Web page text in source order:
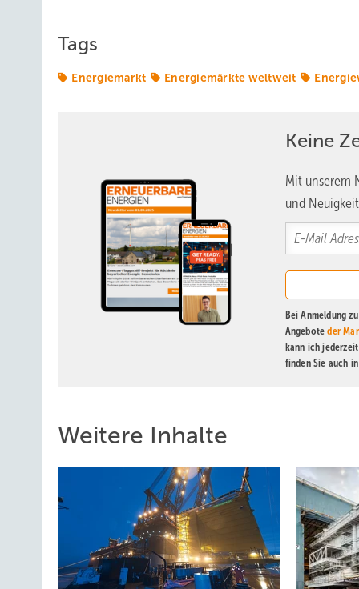
Tags
Energiemarkt Energiemärkte weltweit
Keine
Mit unserem
und
Bei Anmeldung
Angeboteder
kann ich
finden Sie auch
Weitere Inhalte